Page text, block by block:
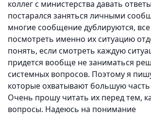
коллег с министерства давать
постарался заняться личными
многие сообщение дублируются,
посмотреть именно их ситуацию
понять, если смотреть каждую
придется вообще не заниматься
системных вопросов. Поэтому я
которые охватывают большую
Очень прошу читать их перед тем,
вопросы. Надеюсь на понимание